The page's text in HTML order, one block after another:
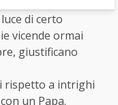
di certo
vicende ormai
giustificano
rispetto a intrighi
un Papa.